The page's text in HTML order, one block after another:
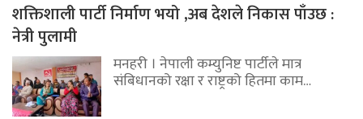
शक्तिशाली पार्टी निर्माण भयो ,अब देशले निकास पाँउछ :
नेत्री पुलामी
मनहरी । नेपाली कम्युनिष्ट पार्टीले मात्र
संबिधानको रक्षा र राष्ट्रको हितमा काम…